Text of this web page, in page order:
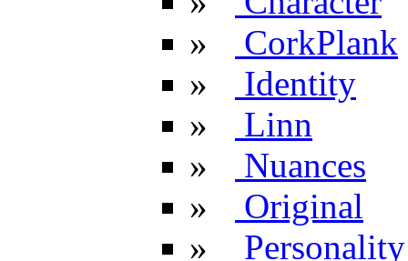
»
CorkPlank
»
Identity
»
Linn
»
Nuances
»
Original
»
Personality